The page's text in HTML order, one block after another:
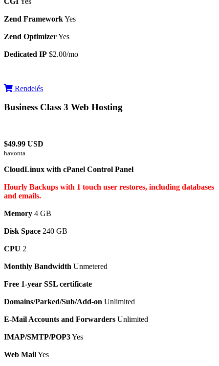
Zend FrameworkYes
Zend OptimizerYes
Dedicated IP $2.00/mo
Rendelés
Business Class 3 Web Hosting
$49.99 USD
havonta
CloudLinux with cPanel Control Panel
Hourly Backups with 1 touch user restores, including databases
and emails.
Memory 4 GB
Disk Space 240 GB
CPU 2
Monthly Bandwidth Unmetered
Free 1-year SSL certificate
Domains/Parked/Sub/Add-on Unlimited
E-Mail Accounts and Forwarders Unlimited
IMAP/SMTP/POP3Yes
Web MailYes